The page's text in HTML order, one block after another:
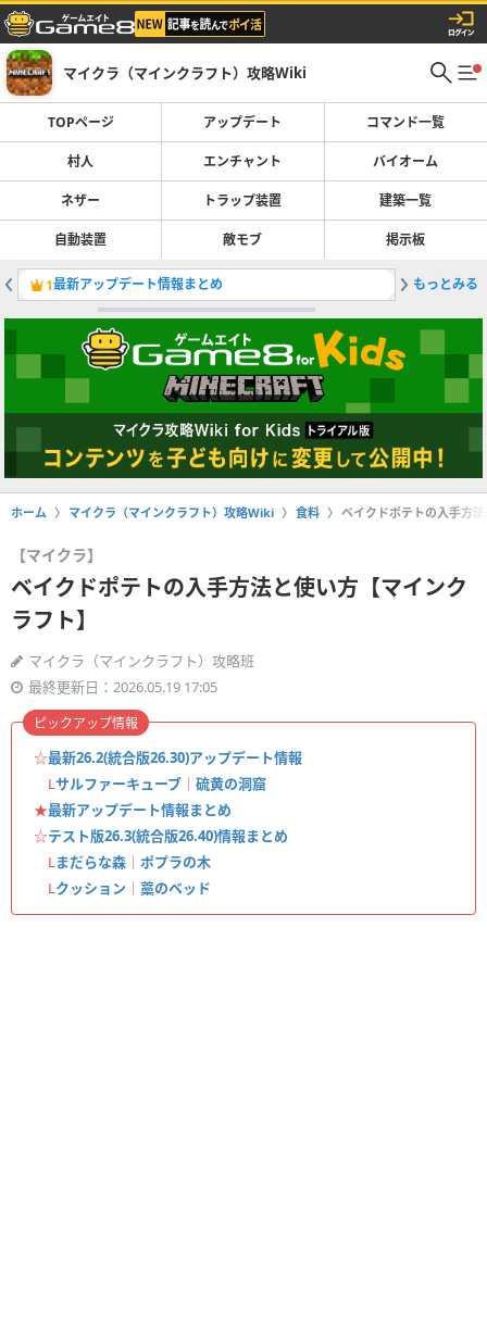
マイクラ（マインクラフト）攻略Wiki
TOPページ アップデート コマンド一覧
村人 エンチャント バイオーム
ネザー トラップ装置 建築一覧
自動装置 敵モブ 掲示板
1最新アップデート情報まとめ 2強力な
もっとみる
ホーム マイクラ（マインクラフト）攻略Wiki 食料 ベイクドポテトの入手方
【マイクラ】
ベイクドポテトの入手方法と使い方【マインク
ラフト】
マイクラ（マインクラフト）攻略班
最終更新日：2026.05.19 17:05
☆最新26.2(統合版26.30)アップデート情報
Lサルファーキューブ ｜ 硫黄の洞窟
★最新アップデート情報まとめ
☆テスト版26.3(統合版26.40)情報まとめ
Lまだらな森 ｜ ポプラの木
Lクッション ｜ 藁のベッド
ピックアップ情報